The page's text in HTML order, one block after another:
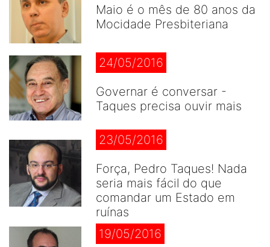
Maio é o mês de 80 anos da
Mocidade Presbiteriana
24/05/2016
Governar é conversar -
Taques precisa ouvir mais
23/05/2016
Força, Pedro Taques! Nada
seria mais fácil do que
comandar um Estado em
ruínas
19/05/2016